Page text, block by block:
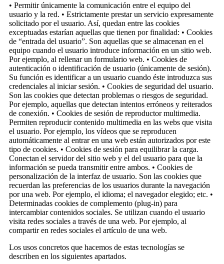
• Permitir únicamente la comunicación entre el equipo del
usuario y la red. • Estrictamente prestar un servicio expresamente
solicitado por el usuario. Así, quedan entre las cookies
exceptuadas estarían aquellas que tienen por finalidad: • Cookies
de “entrada del usuario”. Son aquellas que se almacenan en el
equipo cuando el usuario introduce información en un sitio web.
Por ejemplo, al rellenar un formulario web. • Cookies de
autenticación o identificación de usuario (únicamente de sesión).
Su función es identificar a un usuario cuando éste introduzca sus
credenciales al iniciar sesión. • Cookies de seguridad del usuario.
Son las cookies que detectan problemas o riesgos de seguridad.
Por ejemplo, aquellas que detectan intentos erróneos y reiterados
de conexión. • Cookies de sesión de reproductor multimedia.
Permiten reproducir contenido multimedia en las webs que visita
el usuario. Por ejemplo, los vídeos que se reproducen
automáticamente al entrar en una web están autorizados por este
tipo de cookies. • Cookies de sesión para equilibrar la carga.
Conectan el servidor del sitio web y el del usuario para que la
información se pueda transmitir entre ambos. • Cookies de
personalización de la interfaz de usuario. Son las cookies que
recuerdan las preferencias de los usuarios durante la navegación
por una web. Por ejemplo, el idioma; el navegador elegido; etc. •
Determinadas cookies de complemento (plug-in) para
intercambiar contenidos sociales. Se utilizan cuando el usuario
visita redes sociales a través de una web. Por ejemplo, al
compartir en redes sociales el artículo de una web.
Los usos concretos que hacemos de estas tecnologías se
describen en los siguientes apartados.